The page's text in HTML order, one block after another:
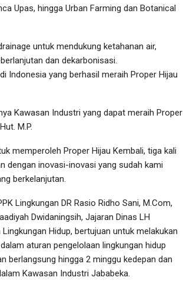
Upas, hingga Urban Farming dan Botanical
untuk mendukung ketahanan air,
dan dekarbonisasi.
Indonesia yang berhasil meraih Proper Hijau
Kawasan Industri yang dapat meraih Proper
M.P.
memperoleh Proper Hijau Kembali, tiga kali
dengan inovasi-inovasi yang sudah kami
berkelanjutan.
Lingkungan DR Rasio Ridho Sani, M.Com,
Dwidaningsih, Jajaran Dinas LH
Hidup, bertujuan untuk melakukan
aturan pengelolaan lingkungan hidup
berlangsung hingga 2 minggu kedepan dan
Kawasan Industri Jababeka.